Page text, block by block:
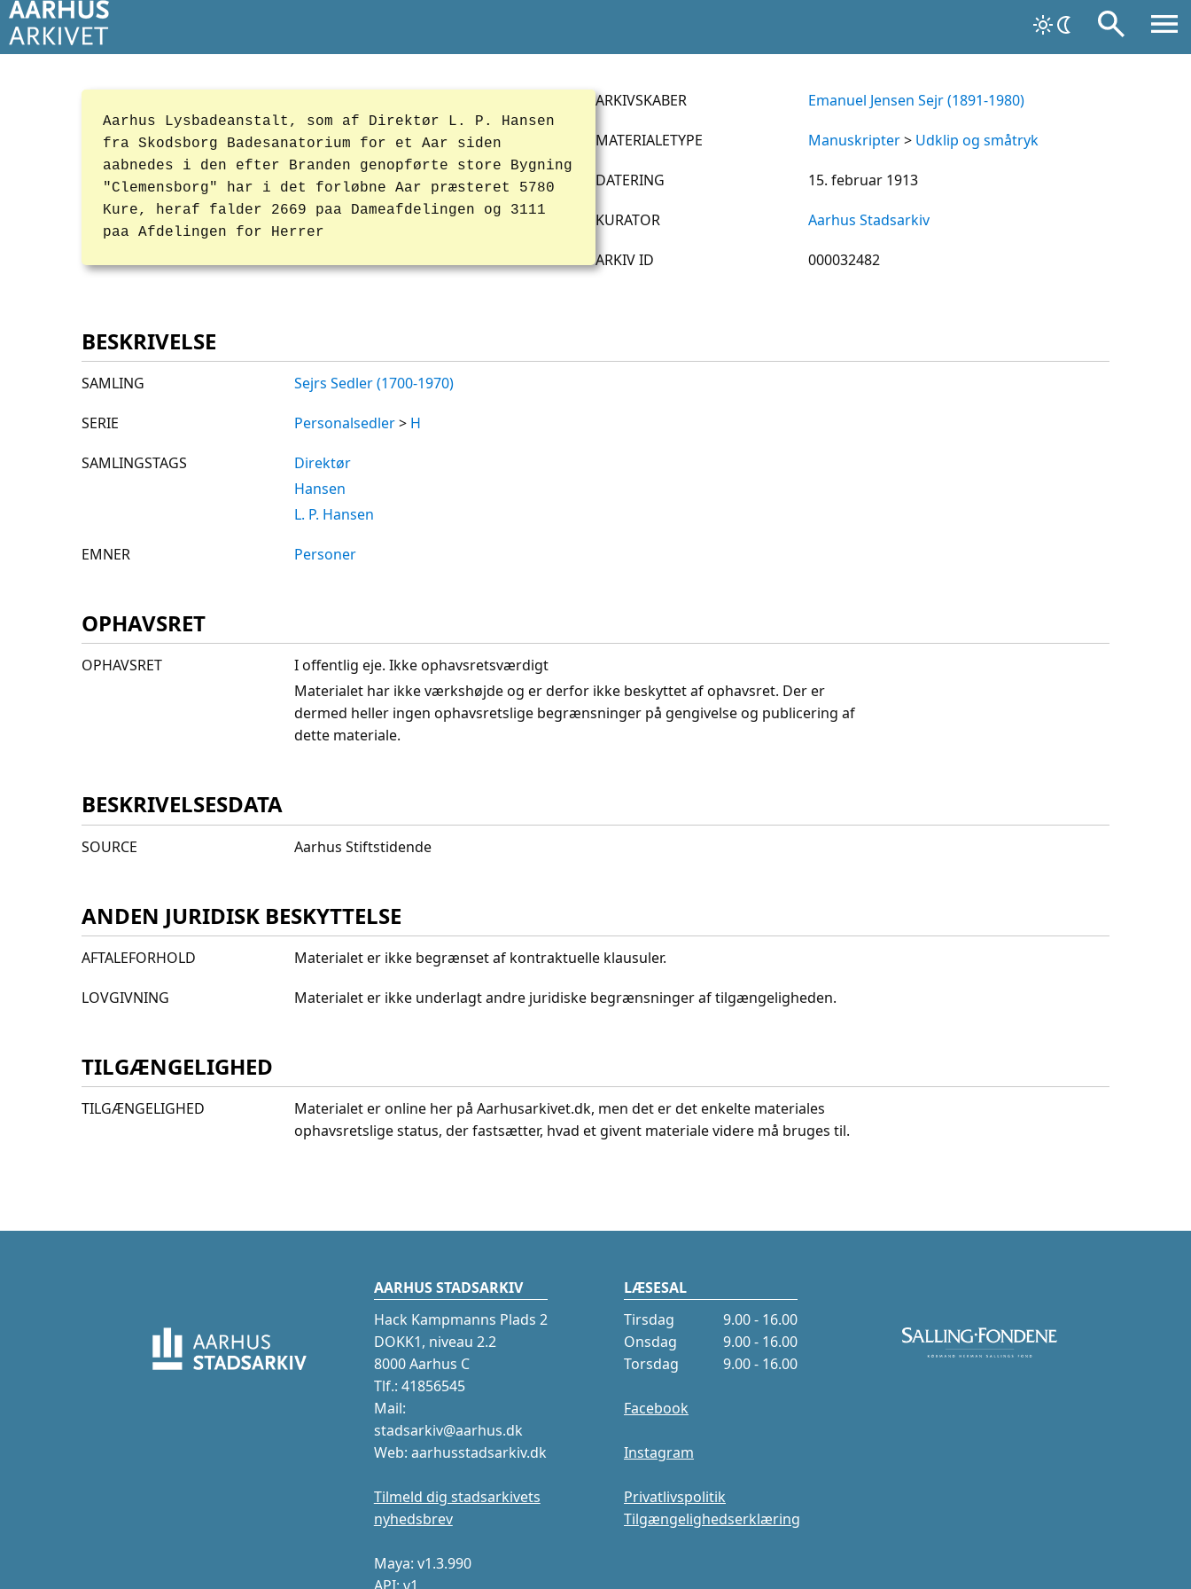
Aarhus Lysbadeanstalt, som af Direktør L. P. Hansen
fra Skodsborg Badesanatorium for et Aar siden
aabnedes i den efter Branden genopførte store Bygning
"Clemensborg" har i det forløbne Aar præsteret 5780
Kure, heraf falder 2669 paa Dameafdelingen og 3111
paa Afdelingen for Herrer
ARKIVSKABER Emanuel Jensen Sejr (1891-1980)
MATERIALETYPE Manuskripter> Udklip og småtryk
DATERING 15. februar 1913
KURATOR Aarhus Stadsarkiv
ARKIV ID 000032482
BESKRIVELSE
SAMLING Sejrs Sedler (1700-1970)
SERIE Personalsedler> H
SAMLINGSTAGS
Direktør
Hansen
L. P. Hansen
EMNER Personer
OPHAVSRET
OPHAVSRET
I offentlig eje. Ikke ophavsretsværdigt
Materialet har ikke værkshøjde og er derfor ikke beskyttet af ophavsret. Der er
dermed heller ingen ophavsretslige begrænsninger på gengivelse og publicering af
dette materiale.
BESKRIVELSESDATA
SOURCE Aarhus Stiftstidende
ANDEN JURIDISK BESKYTTELSE
AFTALEFORHOLD Materialet er ikke begrænset af kontraktuelle klausuler.
LOVGIVNING Materialet er ikke underlagt andre juridiske begrænsninger af tilgængeligheden.
TILGÆNGELIGHED
TILGÆNGELIGHED
Materialet er online her på Aarhusarkivet.dk, men det er det enkelte materiales
ophavsretslige status, der fastsætter, hvad et givent materiale videre må bruges til.
AARHUS STADSARKIV
Hack Kampmanns Plads 2
DOKK1, niveau 2.2
8000 Aarhus C
Tlf.: 41856545
Mail:
stadsarkiv@aarhus.dk
Web: aarhusstadsarkiv.dk
Tilmeld dig stadsarkivets
nyhedsbrev
Maya: v1.3.990
LÆSESAL
Tirsdag
9.00 - 16.00
Onsdag
9.00 - 16.00
Torsdag
9.00 - 16.00
Facebook
Instagram
Privatlivspolitik
Tilgængelighedserklæring